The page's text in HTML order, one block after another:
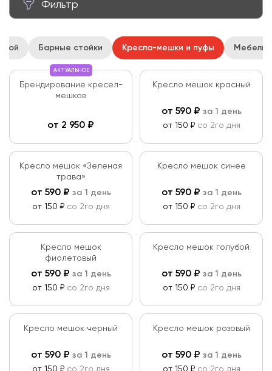
Фильтр
Вес кг
Материалы
Металл
ЛДСП
Оксфорд
Экокожа
Применить
Барные стойки Кресла-мешки и пуфы Мебель
АКТУАЛЬНОЕ
Брендирование кресел-
мешков
от 2 950 ₽
Кресло мешок красный
от 590₽ за 1 день
от 150 ₽ со 2го дня
Кресло мешок «Зеленая
трава»
от 590₽ за 1 день
от 150 ₽ со 2го дня
Кресло мешок синее
от 590₽ за 1 день
от 150 ₽ со 2го дня
Кресло мешок
фиолетовый
от 590₽ за 1 день
от 150 ₽ со 2го дня
Кресло мешок голубой
от 590₽ за 1 день
от 150 ₽ со 2го дня
Кресло мешок черный
от 590₽ за 1 день
от 150 ₽ со 2го дня
Кресло мешок розовый
от 590₽ за 1 день
от 150 ₽ со 2го дня